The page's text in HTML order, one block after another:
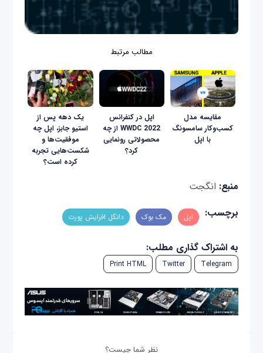
مطالب مرتبط
مقایسه مدل
کسب‌و‌کار سامسونگ
با اپل
اپل در کنفرانس
WWDC 2022 از چه
محصولاتی رونمایی
کرد؟
یک دهه پس از
استیو جابز، اپل چه
موفقیت‌ها و
شکست‌هایی تجربه
کرده است؟
منبع: انگجت
برچسب:
اپل مک بوک دانگل افزایش پورت
به اشتراک گذاری مطلب:
Telegram
Twitter
Print HTML
نظر شما چیست؟